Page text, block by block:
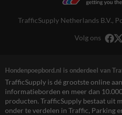
TrafficSupply Netherlands B.V.,
Volg ons
Hondenpoepbord.nl is onderdeel van
TrafficSupply is dé grootste online
informatieborden en meer dan
producten. TrafficSupply bestaat uit
onder te verdelen in Traffic, Parking